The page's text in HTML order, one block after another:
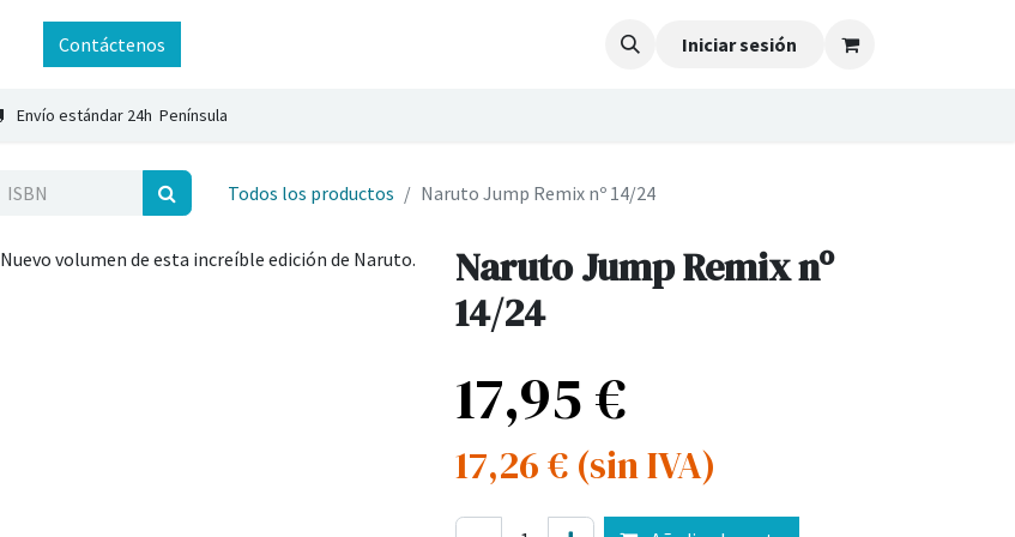
Contáctenos Iniciar sesión
Envío estándar 24h Península
Todos los productos Naruto Jump Remix nº 14/24
Nuevo volumen de esta increíble edición de Naruto.
Naruto Jump Remix nº
14/24
17,95€
17,26€ (sin IVA)